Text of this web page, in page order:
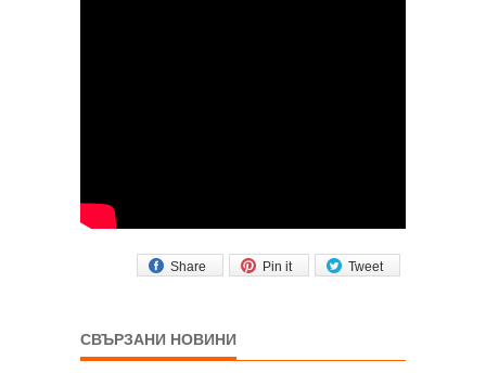
Tweet
Pin it
Share
СВЪРЗАНИ НОВИНИ